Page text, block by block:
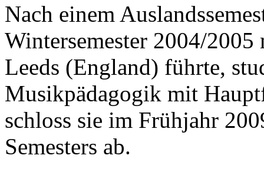
Nach einem
Wintersemester 2004/
Leeds (England) führte,
Musikpädagogik mit
schloss sie im Frühjahr
Semesters ab.